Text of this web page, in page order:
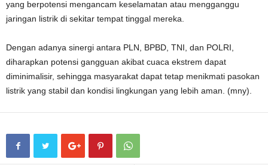
yang berpotensi mengancam keselamatan atau mengganggu
jaringan listrik di sekitar tempat tinggal mereka.
Dengan adanya sinergi antara PLN, BPBD, TNI, dan POLRI,
diharapkan potensi gangguan akibat cuaca ekstrem dapat
diminimalisir, sehingga masyarakat dapat tetap menikmati pasokan
listrik yang stabil dan kondisi lingkungan yang lebih aman. (mny).